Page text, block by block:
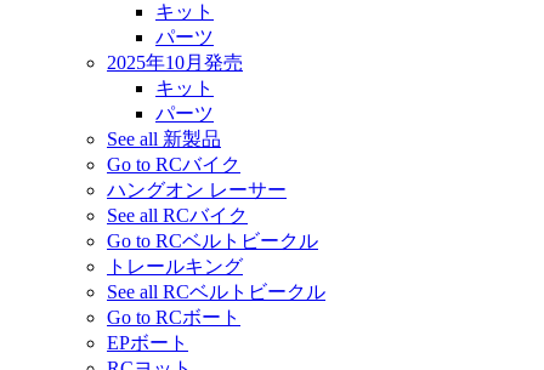
キット
パーツ
2025年10月発売
キット
パーツ
See all 新製品
Go to RCバイク
ハングオン レーサー
See all RCバイク
Go to RCベルトビークル
トレールキング
See all RCベルトビークル
Go to RCボート
EPボート